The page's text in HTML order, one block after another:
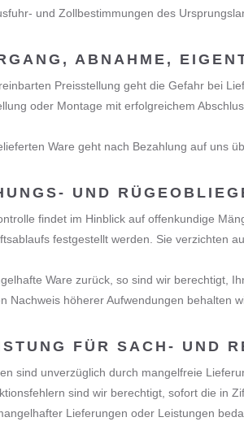
und Zollbestimmungen des
ABNAHME,
Preisstellung geht die Gefahr bei
oder Montage mit erfolgreichem
Ware geht nach Bezahlung auf uns
UND
findet im Hinblick auf offenkundige
festgestellt werden. Sie verzichten
Ware zurück, so sind wir berechtigt,
Nachweis höherer Aufwendungen behalten
FÜR SACH- UND
sind unverzüglich durch mangelfreie
sind wir berechtigt, sofort die in
Lieferungen oder Leistungen